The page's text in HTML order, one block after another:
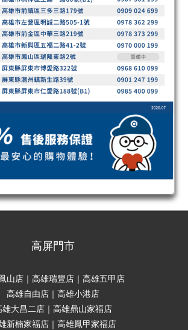
高屏門市
山店｜高雄瑞豐店｜高雄五甲店
高雄自由店｜高雄小港店
雄大昌二店｜高雄鼎山家福店
新楠家福店｜高雄鳳甲家福店